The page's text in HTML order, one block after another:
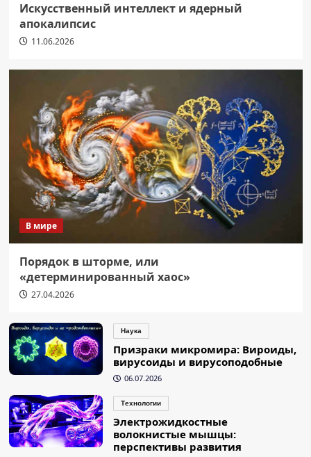
Искусственный интеллект и ядерный
апокалипсис
11.06.2026
В мире
Порядок в шторме, или
«детерминированный хаос»
27.04.2026
Наука
Призраки микромира: Вироиды,
вирусоиды и вирусоподобные
06.07.2026
Технологии
Электрожидкостные
волокнистые мышцы:
перспективы развития